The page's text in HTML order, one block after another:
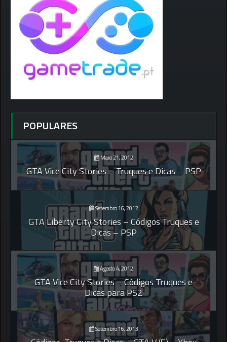
POPULARES
Maio 21, 2012
GTA Vice City Stories – Truques e Dicas – PSP
Setembro 16, 2012
GTA Liberty City Stories – Códigos Truques e
Dicas – PSP
Agosto 4, 2012
GTA Vice City Stories – Códigos Truques e
Dicas para PS2
Setembro 16, 2013